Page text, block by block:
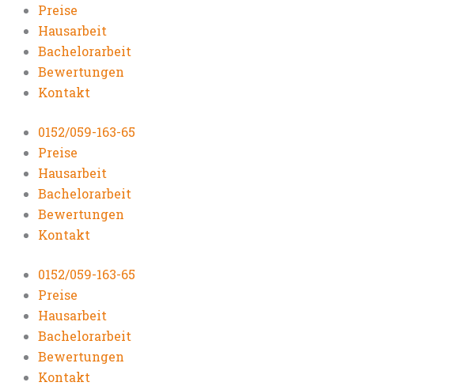
Preise
Hausarbeit
Bachelorarbeit
Bewertungen
Kontakt
0152/059-163-65
Preise
Hausarbeit
Bachelorarbeit
Bewertungen
Kontakt
0152/059-163-65
Preise
Hausarbeit
Bachelorarbeit
Bewertungen
Kontakt